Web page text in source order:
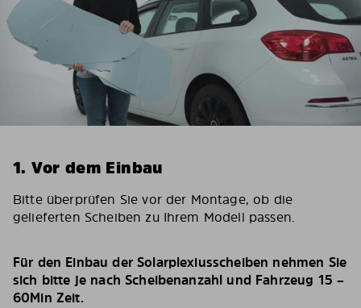
1. Vor dem Einbau
Bitte überprüfen Sie vor der Montage, ob die
gelieferten Scheiben zu Ihrem Modell passen.
Für den Einbau der Solarplexiusscheiben nehmen Sie
sich bitte je nach Scheibenanzahl und Fahrzeug 15 –
60Min Zeit.